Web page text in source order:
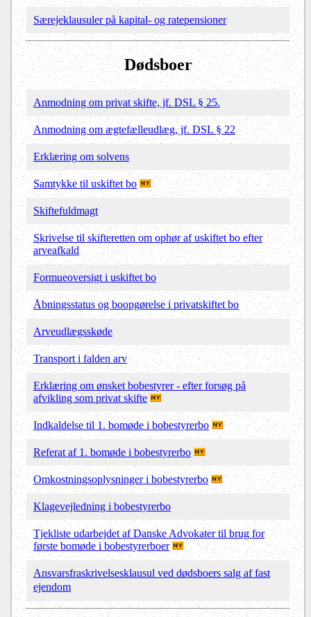
Særejeklausuler på kapital- og ratepensioner
Dødsboer
Anmodning om privat skifte, jf. DSL § 25.
Anmodning om ægtefælleudlæg, jf. DSL § 22
Erklæring om solvens
Samtykke til uskiftet bo
Skiftefuldmagt
Skrivelse til skifteretten om ophør af uskiftet bo efter
arveafkald
Formueoversigt i uskiftet bo
Åbningsstatus og boopgørelse i privatskiftet bo
Arveudlægsskøde
Transport i falden arv
Erklæring om ønsket bobestyrer - efter forsøg på
afvikling som privat skifte
Indkaldelse til 1. bomøde i bobestyrerbo
Referat af 1. bomøde i bobestyrerbo
Omkostningsoplysninger i bobestyrerbo
Klagevejledning i bobestyrerbo
Tjekliste udarbejdet af Danske Advokater til brug for
første bomøde i bobestyrerboer
Ansvarsfraskrivelsesklausul ved dødsboers salg af fast
ejendom